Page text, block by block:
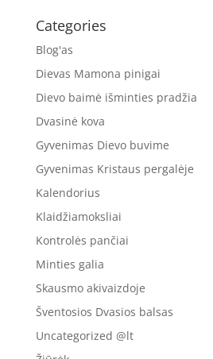
Categories
Blog'as
Dievas Mamona pinigai
Dievo baimė išminties pradžia
Dvasinė kova
Gyvenimas Dievo buvime
Gyvenimas Kristaus pergalėje
Kalendorius
Klaidžiamoksliai
Kontrolės pančiai
Minties galia
Skausmo akivaizdoje
Šventosios Dvasios balsas
Uncategorized @lt